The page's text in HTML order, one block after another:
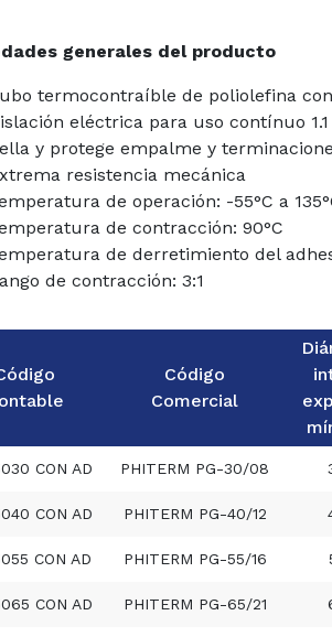
generales del producto
termocontraíble de poliolefina
eléctrica para uso contínuo 1.1
y protege empalme y
resistencia mecánica
de operación: -55°C a
de contracción: 90°C
de derretimiento del
de contracción: 3:1
Código
Comercial
CON AD PHITERM PG-30/08
CON AD PHITERM PG-40/12
CON AD PHITERM PG-55/16
CON AD PHITERM PG-65/21